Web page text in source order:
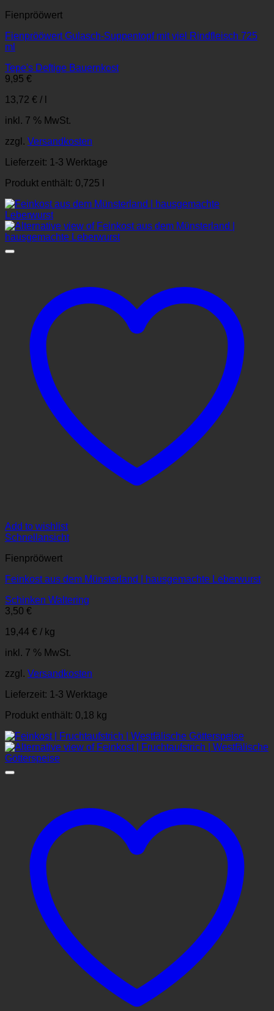
Fienprööwert
Fienprööwert Gulasch-Suppentopf mit viel Rindfleisch 725
ml
Tepe's Deftige Bauernkost
9,95 €
13,72 € /
inkl. 7 % MwSt.
zzgl. Versandkosten
Lieferzeit: 1-3 Werktage
Produkt enthält: 0,725
Add to wishlist
Schnellansicht
Fienprööwert
Feinkost aus dem Münsterland | hausgemachte Leberwurst
Schinken Waltering
3,50 €
19,44 € / kg
inkl. 7 % MwSt.
zzgl. Versandkosten
Lieferzeit: 1-3 Werktage
Produkt enthält: 0,18 kg